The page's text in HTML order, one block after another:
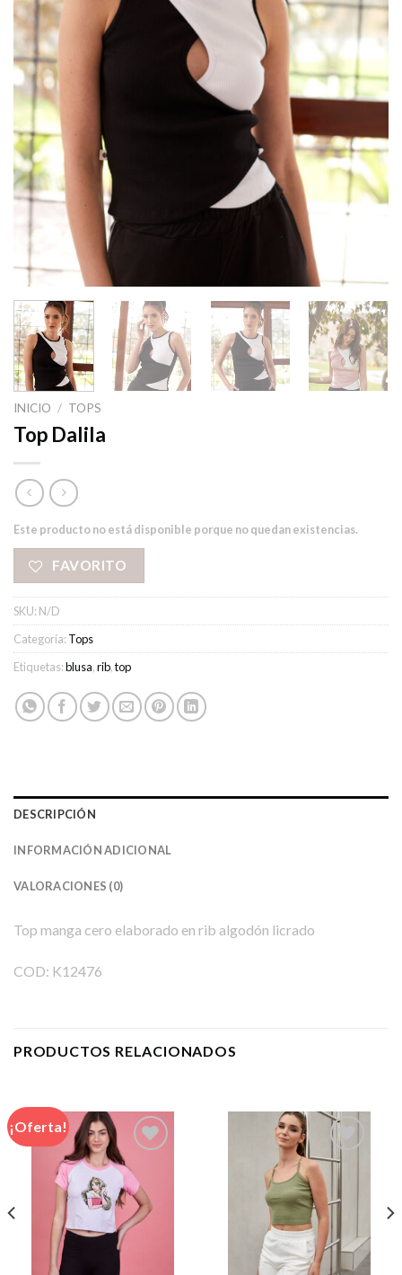
INICIO / TOPS
Top Dalila
Este producto no está disponible porque no quedan existencias.
FAVORITO
SKU: N/D
Categoría: Tops
Etiquetas:blusa,rib,top
DESCRIPCIÓN
INFORMACIÓN ADICIONAL
VALORACIONES (0)
Top manga cero elaborado en rib algodón licrado
COD: K12476
PRODUCTOS RELACIONADOS
¡Oferta!